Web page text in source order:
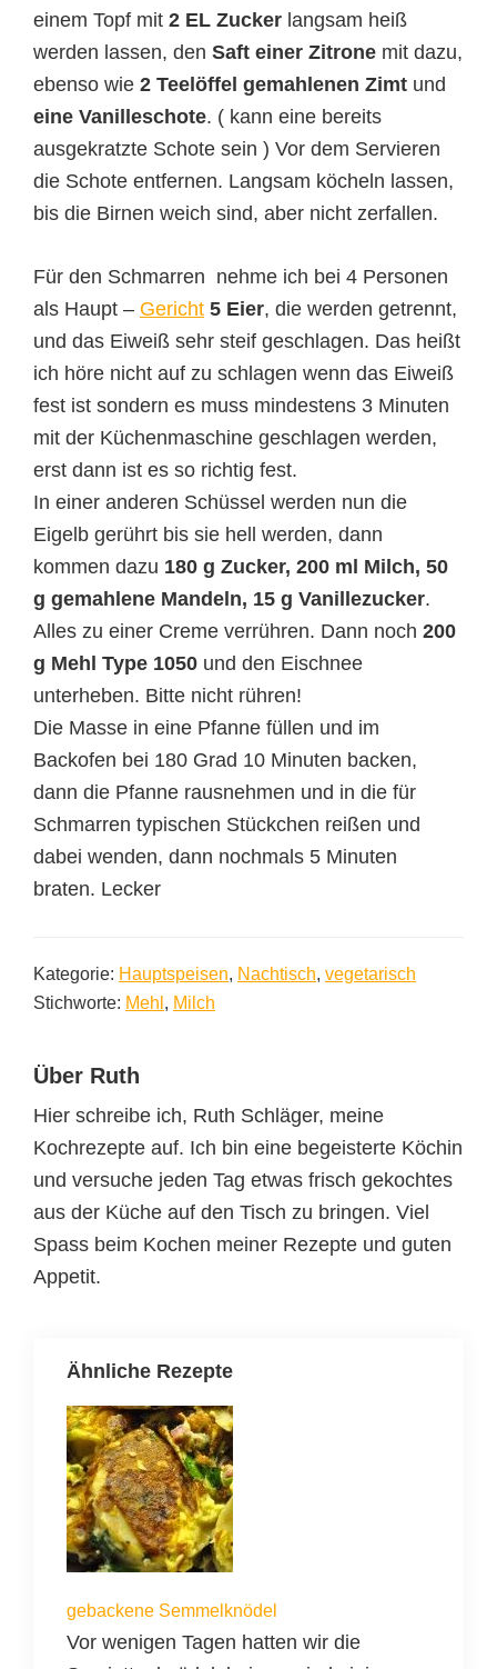
einem Topf mit 2 EL Zucker langsam heiß
werden lassen, den Saft einer Zitrone mit dazu,
ebenso wie 2 Teelöffel gemahlenen Zimt und
eine Vanilleschote. ( kann eine bereits
ausgekratzte Schote sein ) Vor dem Servieren
die Schote entfernen. Langsam köcheln lassen,
bis die Birnen weich sind, aber nicht zerfallen.
Für den Schmarren nehme ich bei 4 Personen
als Haupt – Gericht 5 Eier, die werden getrennt,
und das Eiweiß sehr steif geschlagen. Das heißt
ich höre nicht auf zu schlagen wenn das Eiweiß
fest ist sondern es muss mindestens 3 Minuten
mit der Küchenmaschine geschlagen werden,
erst dann ist es so richtig fest.
In einer anderen Schüssel werden nun die
Eigelb gerührt bis sie hell werden, dann
kommen dazu 180 g Zucker, 200 ml Milch, 50
g gemahlene Mandeln, 15 g Vanillezucker.
Alles zu einer Creme verrühren. Dann noch 200
g Mehl Type 1050 und den Eischnee
unterheben. Bitte nicht rühren!
Die Masse in eine Pfanne füllen und im
Backofen bei 180 Grad 10 Minuten backen,
dann die Pfanne rausnehmen und in die für
Schmarren typischen Stückchen reißen und
dabei wenden, dann nochmals 5 Minuten
braten. Lecker
Kategorie: Hauptspeisen, Nachtisch, vegetarisch
Stichworte: Mehl , Milch
Über Ruth
Hier schreibe ich, Ruth Schläger, meine
Kochrezepte auf. Ich bin eine begeisterte Köchin
und versuche jeden Tag etwas frisch gekochtes
aus der Küche auf den Tisch zu bringen. Viel
Spass beim Kochen meiner Rezepte und guten
Appetit.
Ähnliche Rezepte
gebackene Semmelknödel
Vor wenigen Tagen hatten wir die